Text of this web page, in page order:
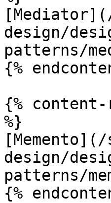
design/
patterns/
{%
{% content-
%}
design/
patterns/
{%